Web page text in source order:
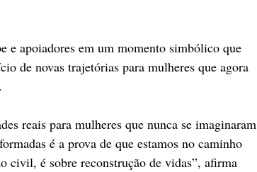
e apoiadores em um momento simbólico que
de novas trajetórias para mulheres que agora
reais para mulheres que nunca se imaginaram
é a prova de que estamos no caminho
civil, é sobre reconstrução de vidas”, afirma